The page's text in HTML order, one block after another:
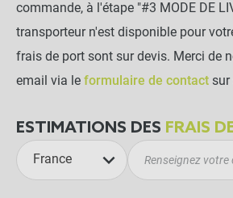
commande, à l'étape "#3 MODE DE
transporteur n'est disponible pour
frais de port sont sur devis. Merci de
email via le formulaire de contact sur
ESTIMATIONS DES FRAIS
France